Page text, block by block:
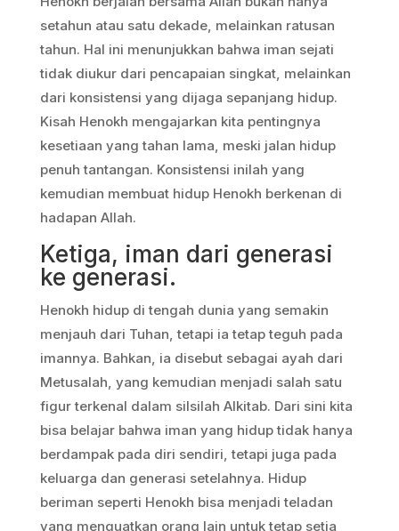
setahun atau satu dekade, melainkan ratusan
tahun. Hal ini menunjukkan bahwa iman sejati
tidak diukur dari pencapaian singkat, melainkan
dari konsistensi yang dijaga sepanjang hidup.
Kisah Henokh mengajarkan kita pentingnya
kesetiaan yang tahan lama, meski jalan hidup
penuh tantangan. Konsistensi inilah yang
kemudian membuat hidup Henokh berkenan di
hadapan Allah.
Ketiga, iman dari generasi
ke generasi.
Henokh hidup di tengah dunia yang semakin
menjauh dari Tuhan, tetapi ia tetap teguh pada
imannya. Bahkan, ia disebut sebagai ayah dari
Metusalah, yang kemudian menjadi salah satu
figur terkenal dalam silsilah Alkitab. Dari sini kita
bisa belajar bahwa iman yang hidup tidak hanya
berdampak pada diri sendiri, tetapi juga pada
keluarga dan generasi setelahnya. Hidup
beriman seperti Henokh bisa menjadi teladan
yang menguatkan orang lain untuk tetap setia